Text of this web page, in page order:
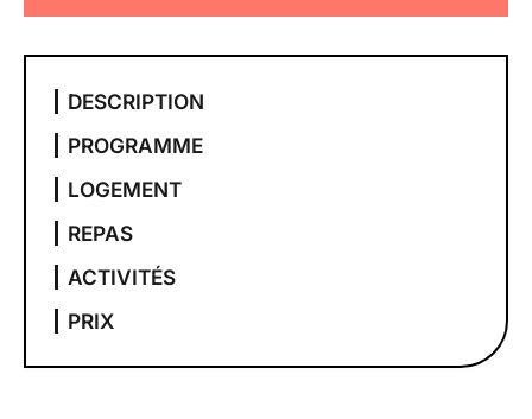
DESCRIPTION
PROGRAMME
LOGEMENT
REPAS
ACTIVITÉS
PRIX